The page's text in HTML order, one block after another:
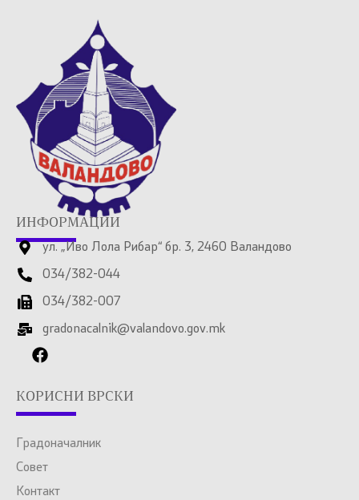
ИНФОРМАЦИИ
ул. „Иво Лола Рибар“ бр. 3, 2460 Валандово
034/382-044
034/382-007
gradonacalnik@valandovo.gov.mk
КОРИСНИ ВРСКИ
Градоначалник
Совет
Контакт